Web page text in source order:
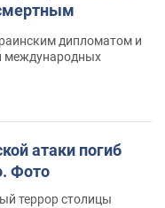
дипломатом и
международных
атаки погиб
Фото
террор столицы